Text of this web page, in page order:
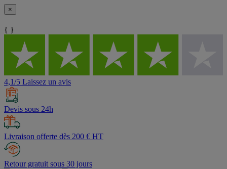
×
{ }
4,1/5 Laissez un avis
Devis sous 24h
Livraison offerte dès 200 € HT
Retour gratuit sous 30 jours